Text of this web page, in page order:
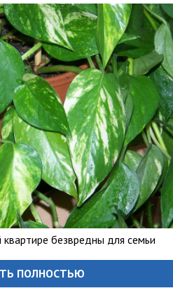
безвредны для семьи
ПОЛНОСТЬЮ